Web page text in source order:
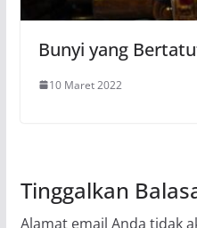
Bunyi yang
10 Maret 2022
Tinggalkan
Alamat email Anda tidak